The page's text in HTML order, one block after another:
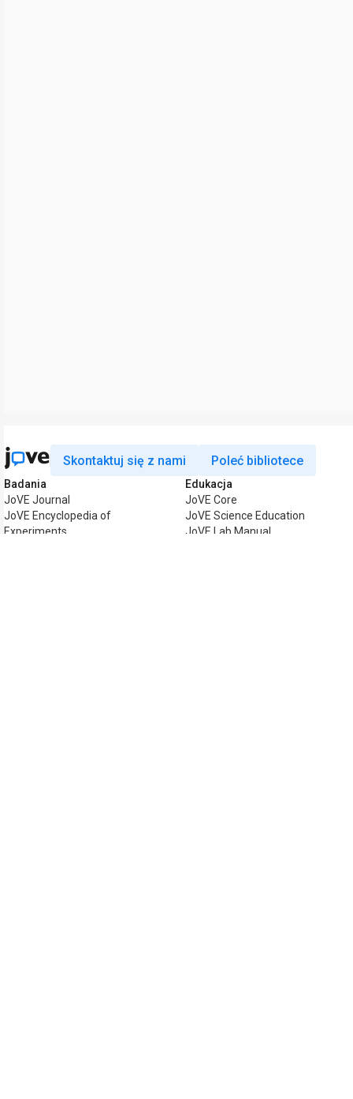
Skontaktuj się z nami Poleć bibliotece
Badania
JoVE Journal
JoVE Encyclopedia of
Experiments
Edukacja
JoVE Core
JoVE Science Education
JoVE Lab Manual